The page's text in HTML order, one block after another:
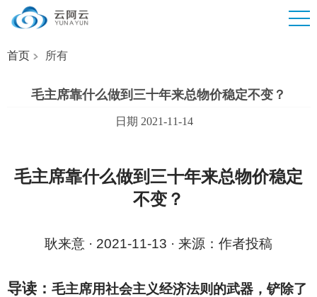
首页 所有
毛主席靠什么做到三十年来总物价稳定不变？
日期 2021-11-14
毛主席靠什么做到三十年来总物价稳定
不变？
耿来意 · 2021-11-13 · 来源：作者投稿
导读： 毛主席用社会主义经济法则的武器，铲除了